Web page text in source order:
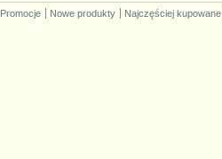
Promocje Nowe produkty Najczęściej kupowane